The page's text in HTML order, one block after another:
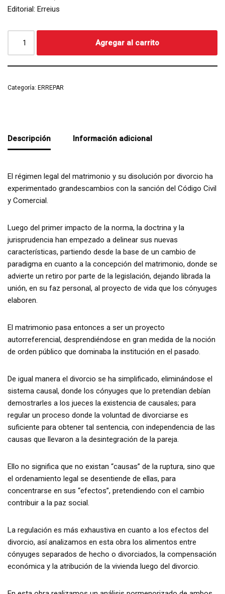
Editorial: Erreius
Agregar al carrito
Categoría: ERREPAR
Descripción Información adicional
El régimen legal del matrimonio y su disolución por divorcio ha
experimentado grandescambios con la sanción del Código Civil
y Comercial.
Luego del primer impacto de la norma, la doctrina y la
jurisprudencia han empezado a delinear sus nuevas
características, partiendo desde la base de un cambio de
paradigma en cuanto a la concepción del matrimonio, donde se
advierte un retiro por parte de la legislación, dejando librada la
unión, en su faz personal, al proyecto de vida que los cónyuges
elaboren.
El matrimonio pasa entonces a ser un proyecto
autorreferencial, desprendiéndose en gran medida de la noción
de orden público que dominaba la institución en el pasado.
De igual manera el divorcio se ha simplificado, eliminándose el
sistema causal, donde los cónyuges que lo pretendían debían
demostrarles a los jueces la existencia de causales; para
regular un proceso donde la voluntad de divorciarse es
suficiente para obtener tal sentencia, con independencia de las
causas que llevaron a la desintegración de la pareja.
Ello no significa que no existan “causas” de la ruptura, sino que
el ordenamiento legal se desentiende de ellas, para
concentrarse en sus “efectos”, pretendiendo con el cambio
contribuir a la paz social.
La regulación es más exhaustiva en cuanto a los efectos del
divorcio, así analizamos en esta obra los alimentos entre
cónyuges separados de hecho o divorciados, la compensación
económica y la atribución de la vivienda luego del divorcio.